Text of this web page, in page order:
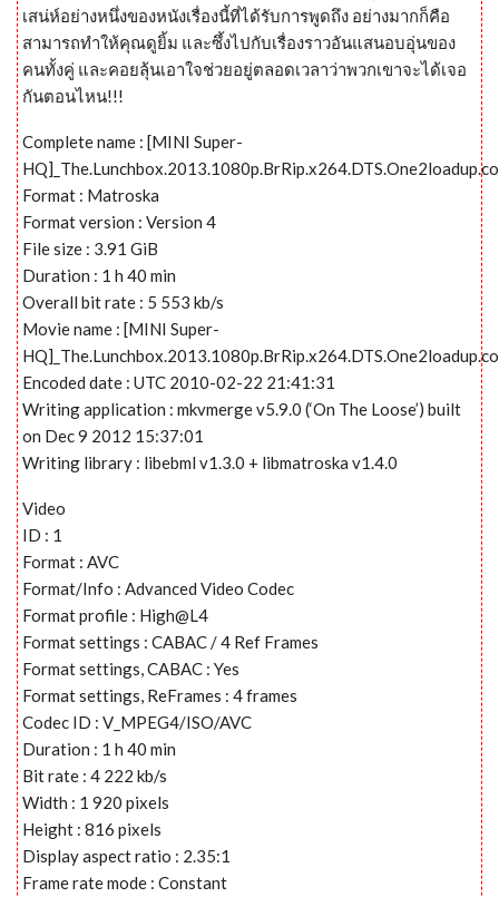
เสน่ห์อย่างหนึ่งของหนังเรื่องนี้ที่ได้รับการพูดถึง อย่างมากก็คือ
สามารถทำให้คุณดูยิ้ม และซึ้งไปกับเรื่องราวอันแสนอบอุ่นของ
คนทั้งคู่ และคอยลุ้นเอาใจช่วยอยู่ตลอดเวลาว่าพวกเขาจะได้เจอ
กันตอนไหน!!!
Complete name : [MINI Super-
Format : Matroska
Format version : Version 4
File size : 3.91 GiB
Duration : 1 h 40 min
Overall bit rate : 5 553 kb/s
Movie name : [MINI Super-
Encoded date : UTC 2010-02-22 21:41:31
Writing application : mkvmerge v5.9.0 (‘On The Loose’) built
on Dec 9 2012 15:37:01
Writing library : libebml v1.3.0 + libmatroska v1.4.0
Video
ID : 1
Format : AVC
Format/Info : Advanced Video Codec
Format profile : High@L4
Format settings : CABAC / 4 Ref Frames
Format settings, CABAC : Yes
Format settings, ReFrames : 4 frames
Codec ID : V_MPEG4/ISO/AVC
Duration : 1 h 40 min
Bit rate : 4 222 kb/s
Width : 1 920 pixels
Height : 816 pixels
Display aspect ratio : 2.35:1
Frame rate mode : Constant